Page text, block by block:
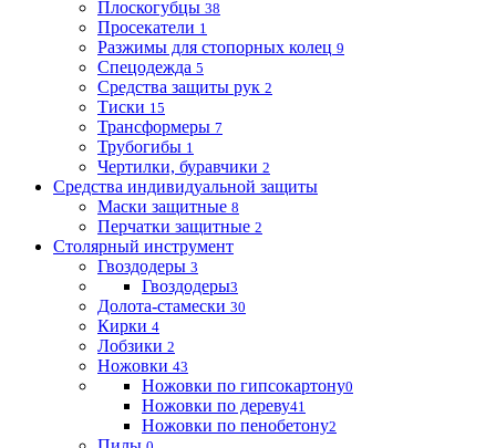
Плоскогубцы 38
Просекатели 1
Разжимы для стопорных колец 9
Спецодежда 5
Средства защиты рук 2
Тиски 15
Трансформеры 7
Трубогибы 1
Чертилки, буравчики 2
Средства индивидуальной защиты
Маски защитные 8
Перчатки защитные 2
Столярный инструмент
Гвоздодеры 3
Гвоздодеры3
Долота-стамески 30
Кирки 4
Лобзики 2
Ножовки 43
Ножовки по гипсокартону0
Ножовки по дереву41
Ножовки по пенобетону2